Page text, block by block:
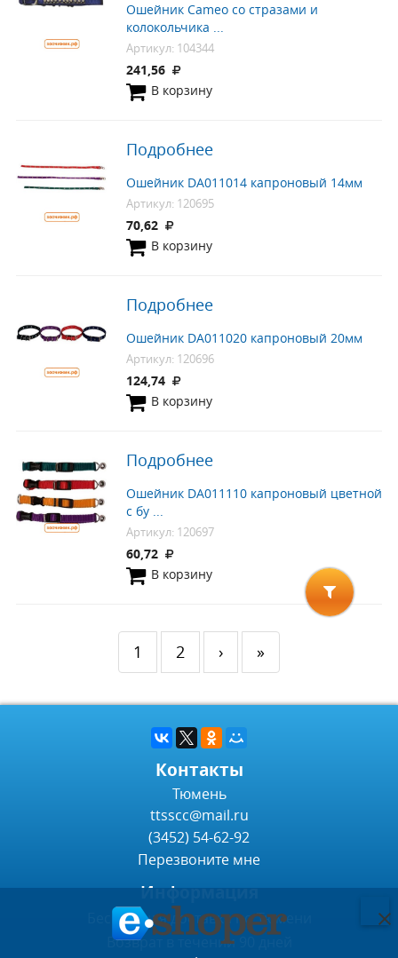
Ошейник Cameo со стразами и
колокольчика ...
Артикул: 104344
241,56
В корзину
Подробнее
Ошейник DA011014 капроновый 14мм
Артикул: 120695
70,62
В корзину
Подробнее
Ошейник DA011020 капроновый 20мм
Артикул: 120696
124,74
В корзину
Подробнее
Ошейник DA011110 капроновый цветной
с бу ...
Артикул: 120697
60,72
В корзину
1 2 › »
Контакты
Тюмень
ttsscc@mail.ru
(3452) 54-62-92
Перезвоните мне
Информация
Бесплатная доставка по Тюмени
Возврат в течении 90 дней